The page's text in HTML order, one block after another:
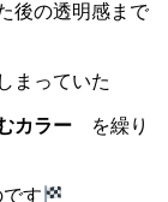
後の透明感まで
まっていた
カラー を繰り
す